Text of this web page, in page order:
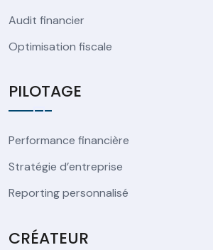
Audit financier
Optimisation fiscale
PILOTAGE
Performance financière
Stratégie d’entreprise
Reporting personnalisé
CRÉATEUR